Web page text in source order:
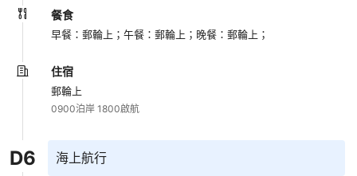
餐食
早餐：郵輪上；午餐：郵輪上； 晚餐：郵輪上；
住宿
郵輪上
0900泊岸 1800啟航
D6 海上航行